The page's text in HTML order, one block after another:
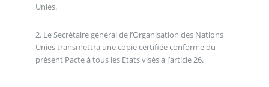
Unies.
2. Le Secrétaire général de l’Organisation des Nations
Unies transmettra une copie certifiée conforme du
présent Pacte à tous les Etats visés à l’article 26.